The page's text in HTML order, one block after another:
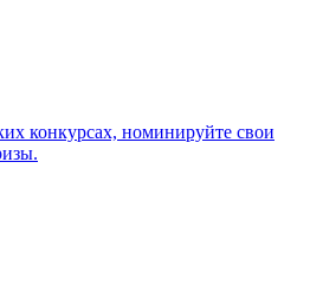
конкурсах, номинируйте свои